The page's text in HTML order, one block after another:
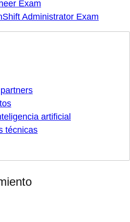
Exam
Administrator Exam
artificial
técnicas